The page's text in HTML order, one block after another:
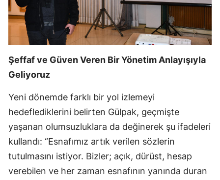
Şeffaf ve Güven Veren Bir Yönetim Anlayışıyla
Geliyoruz
Yeni dönemde farklı bir yol izlemeyi
hedeflediklerini belirten Gülpak, geçmişte
yaşanan olumsuzluklara da değinerek şu ifadeleri
kullandı: “Esnafımız artık verilen sözlerin
tutulmasını istiyor. Bizler; açık, dürüst, hesap
verebilen ve her zaman esnafının yanında duran